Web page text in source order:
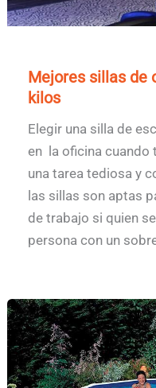
Mejores sillas de
kilos
Elegir una silla de
en la oficina cuando
una tarea tediosa y
las sillas son aptas
de trabajo si quien
persona con un